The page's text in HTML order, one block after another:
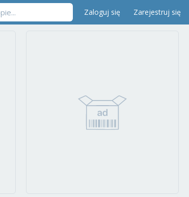
Zaloguj się Zarejestruj się